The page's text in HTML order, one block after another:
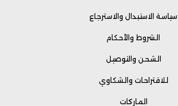
سياسة الاستبدال والاسترجاع
الشروط والأحكام
الشحن والتوصيل
للاقتراحات والشكاوي
الماركات